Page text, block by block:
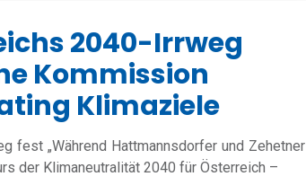
2040-Irrweg
Kommission
Klimaziele
fest „Während Hattmannsdorfer und Zehetner
der Klimaneutralität 2040 für Österreich –